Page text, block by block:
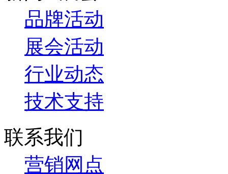
品牌活动
展会活动
行业动态
技术支持
联系我们
营销网点